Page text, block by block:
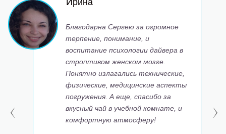
Ирина
Благодарна Сергею за огромное
терпение, понимание, и
воспитание психологии дайвера в
строптивом женском мозге.
Понятно излагались технические,
физические, медицинские аспекты
погружения. А еще, спасибо за
вкусный чай в учебной комнате, и
комфортную атмосферу!